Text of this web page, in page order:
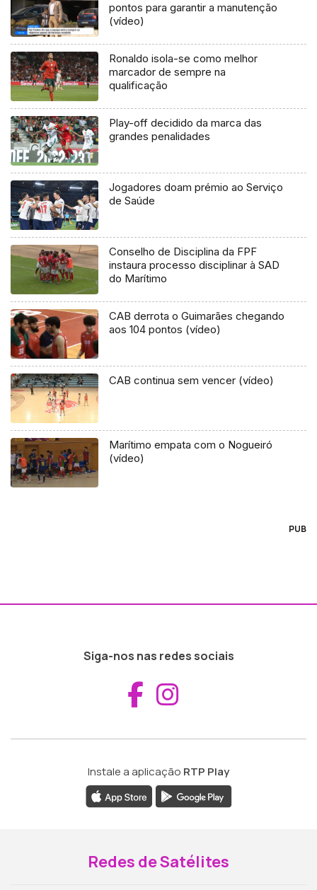
pontos para garantir a manutenção
(vídeo)
Ronaldo isola-se como melhor
marcador de sempre na
qualificação
Play-off decidido da marca das
grandes penalidades
Jogadores doam prémio ao Serviço
de Saúde
Conselho de Disciplina da FPF
instaura processo disciplinar à SAD
do Marítimo
CAB derrota o Guimarães chegando
aos 104 pontos (vídeo)
CAB continua sem vencer (vídeo)
Marítimo empata com o Nogueiró
(vídeo)
PUB
Siga-nos nas redes sociais
Aceder ao
Instale a aplicação RTP Play
Redes de Satélites